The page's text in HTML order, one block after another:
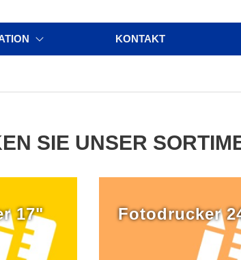
KONTAKT
SIE UNSER
17" Fotodrucker